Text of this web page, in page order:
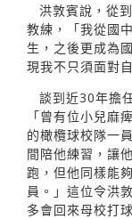
洪敦賓說，從
教練，「我從國
生，之後更成為
現我不只須面對
談到近30年擔
「曾有位小兒麻
的橄欖球校隊一
間陪他練習，讓
跑，但他同樣能
員。」這位令洪
多會回來母校打